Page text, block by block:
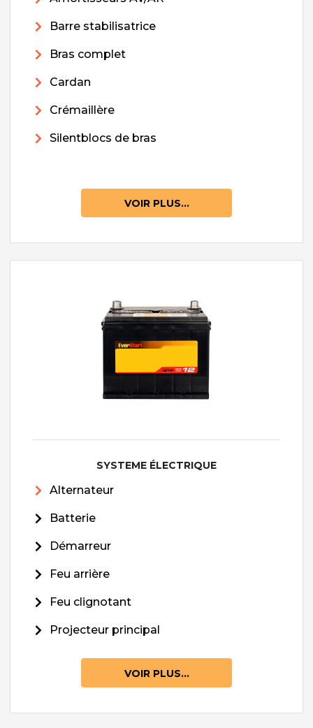
Barre stabilisatrice
Bras complet
Cardan
Crémaillère
Silentblocs de bras
VOIR PLUS...
SYSTEME ÉLECTRIQUE
Alternateur
Batterie
Démarreur
Feu arrière
Feu clignotant
Projecteur principal
VOIR PLUS...